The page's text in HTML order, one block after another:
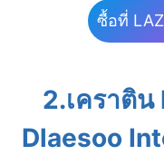
ซื้อที่
2.เคราติน
Dlaesoo